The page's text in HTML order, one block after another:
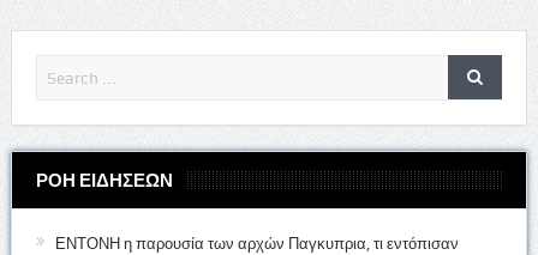
ΡΟΗ ΕΙΔΗΣΕΩΝ
ΕΝΤΟΝΗ η παρουσία των αρχών Παγκυπρια, τι εντόπισαν